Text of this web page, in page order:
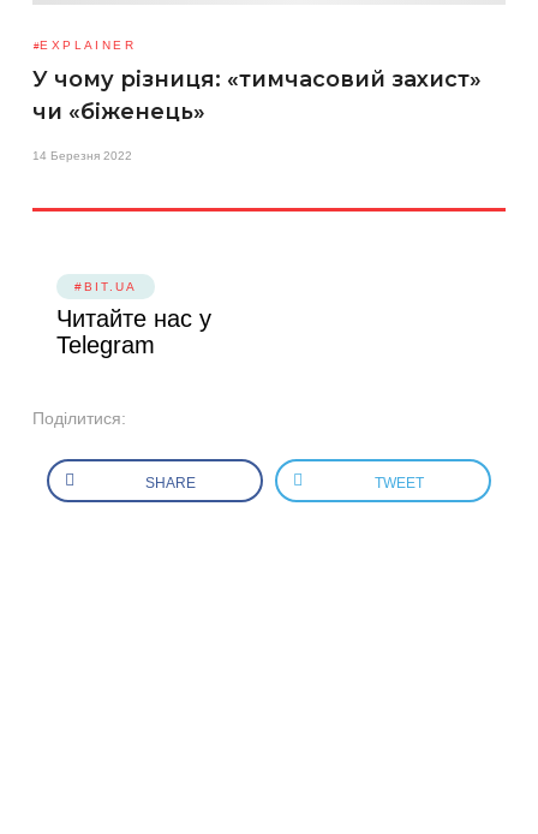
EXPLAINER
У чому різниця: «тимчасовий захист»
чи «біженець»
14 Березня 2022
#BIT.UA
Читайте нас у
Telegram
Поділитися:
SHARE TWEET